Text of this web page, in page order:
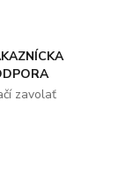
zavolať